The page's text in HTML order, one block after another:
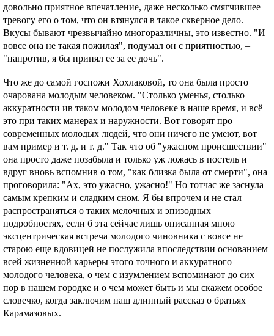
довольно приятное впечатление, даже несколько смягчившее
тревогу его о том, что он втянулся в такое скверное дело.
Вкусы бывают чрезвычайно многоразличны, это известно. "И
вовсе она не такая пожилая", подумал он с приятностью, –
"напротив, я бы принял ее за ее дочь".
Чтo же до самой госпожи Хохлаковой, то она была просто
очарована молодым человеком. "Столько уменья, столько
аккуратности ив таком молодом человеке в наше время, и всё
это при таких манерах и наружности. Вот говорят про
современных молодых людей, что они ничего не умеют, вот
вам пример и т. д. и т. д." Так что об "ужасном происшествии"
она просто даже позабыла и только уж ложась в постель и
вдруг вновь вспомнив о том, "как близка была от смерти", она
проговорила: "Ах, это ужасно, ужасно!" Но тотчас же заснула
самым крепким и сладким сном. Я бы впрочем и не стал
распространяться о таких мелочных и эпизодных
подробностях, если б эта сейчас лишь описанная мною
эксцентрическая встреча молодого чиновника с вовсе не
старою еще вдовицей не послужила впоследствии основанием
всей жизненной карьеры этого точного и аккуратного
молодого человека, о чем с изумлением вспоминают до сих
пор в нашем городке и о чем может быть и мы скажем особое
словечко, когда заключим наш длинный рассказ о братьях
Карамазовых.